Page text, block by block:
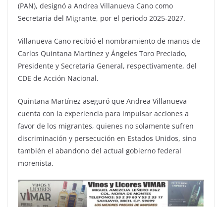
(PAN), designó a Andrea Villanueva Cano como
Secretaria del Migrante, por el periodo 2025-2027.
Villanueva Cano recibió el nombramiento de manos de
Carlos Quintana Martínez y Ángeles Toro Preciado,
Presidente y Secretaria General, respectivamente, del
CDE de Acción Nacional.
Quintana Martínez aseguró que Andrea Villanueva
cuenta con la experiencia para impulsar acciones a
favor de los migrantes, quienes no solamente sufren
discriminación y persecución en Estados Unidos, sino
también el abandono del actual gobierno federal
morenista.